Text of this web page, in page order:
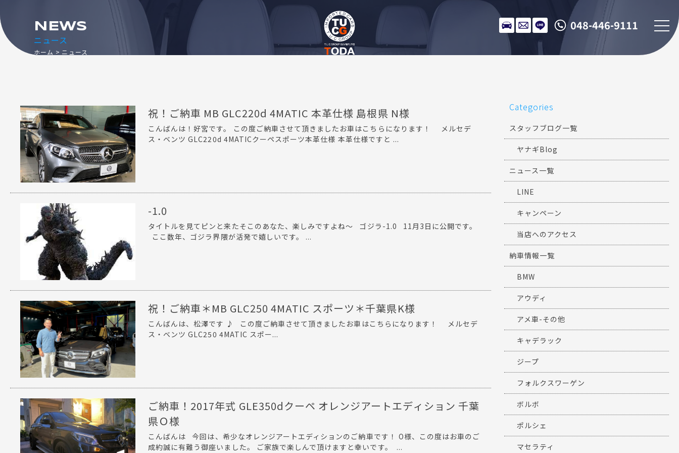
048-446-9111
ニュース
NEWS
ホーム ニュース
祝！ご納車 MB GLC220d 4MATIC 本革仕様 島根県 N様
こんばんは！好宮です。 この度ご納車させて頂きましたお車はこちらになります！ メルセデ
ス・ベンツ GLC220d 4MATICクーペスポーツ本革仕様 本革仕様ですと ...
-1.0
タイトルを見てピンと来たそこのあなた、楽しみですよね～ ゴジラ-1.0 11月3日に公開です。
ここ数年、ゴジラ界隈が活発で嬉しいです。 ...
祝！ご納車＊MB GLC250 4MATIC スポーツ＊千葉県K様
こんばんは、松澤です ♪ この度ご納車させて頂きましたお車はこちらになります！ メルセデ
ス・ベンツ GLC250 4MATIC スポー...
ご納車！2017年式 GLE350dクーペ オレンジアートエディション 千葉
県Ｏ様
こんばんは 今回は、希少なオレンジアートエディションのご納車です！ O様、この度はお車のご
成約誠に有難う御座いました。 ご家族で楽しんで頂けますと幸いです。 ...
Categories
スタッフブログ一覧
ヤナギBlog
ニュース一覧
LINE
キャンペーン
当店へのアクセス
納車情報一覧
BMW
アウディ
アメ車-その他
キャデラック
ジープ
フォルクスワーゲン
ボルボ
ポルシェ
マセラティ